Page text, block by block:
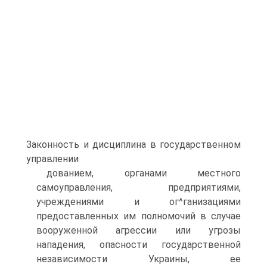
Законность и дисциплина в государственном
управлении
дованием, органами местного
самоуправления, предприятиями,
учреждениями и ог^ганизациями
предоставленных им полномочий в случае
вооруженной агрессии или угрозы
нападения, опасности государственной
независимости Украины, ее